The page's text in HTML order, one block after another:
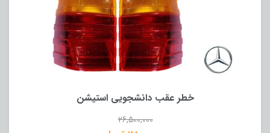
خطر عقب دانشجویی استیشن
26,500,000